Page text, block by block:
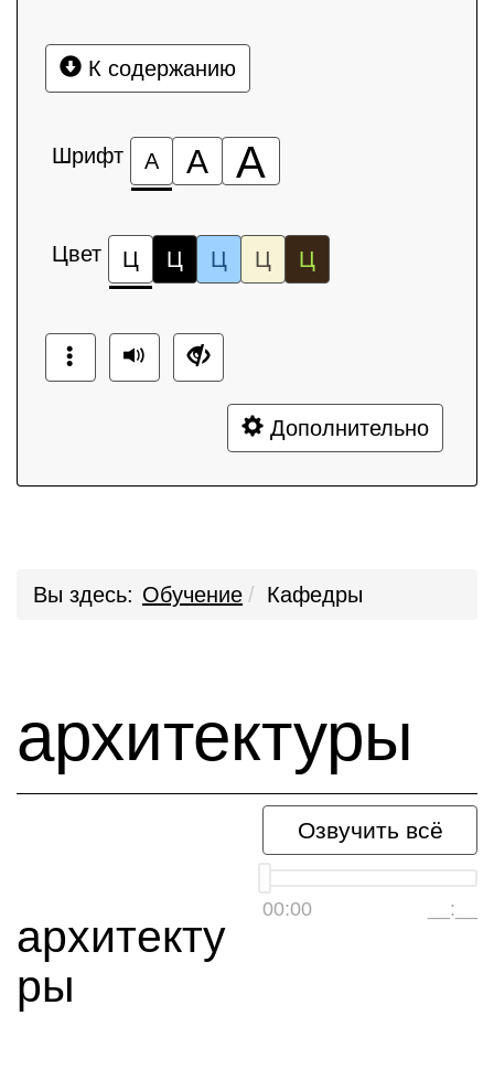
К содержанию
Шрифт А А А
Цвет Ц Ц Ц Ц Ц
Дополнительно
Вы здесь: Обучение Кафедры
архитектуры
Озвучить всё
00:00 __:__
архитекту
ры